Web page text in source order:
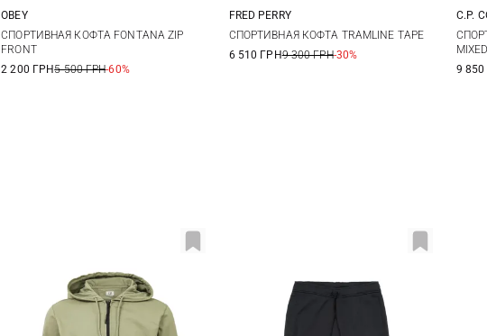
M L XL XXL
OBEY
СПОРТИВНАЯ КОФТА FONTANA ZIP
FRONT
2 200 ГРН5 500 ГРН-60%
M L XL
FRED PERRY
СПОРТИВНАЯ КОФТА TRAMLINE TAPE
6 510 ГРН9 300 ГРН-30%
M
C.P.
9